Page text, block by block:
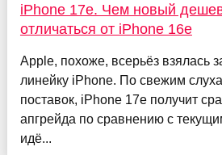
iPhone 17e. Чем новый
отличаться от iPhone 16e
Apple, похоже, всерьёз взялась
линейку iPhone. По свежим
поставок, iPhone 17e получит
апгрейда по сравнению с
идё...